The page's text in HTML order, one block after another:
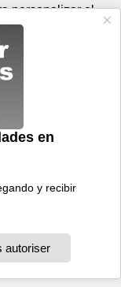
-Ordenar por pertinencia
Conectar
personalizar el
de medios
compartimos
web con nuestros
y de análisis